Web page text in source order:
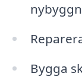
Bygga